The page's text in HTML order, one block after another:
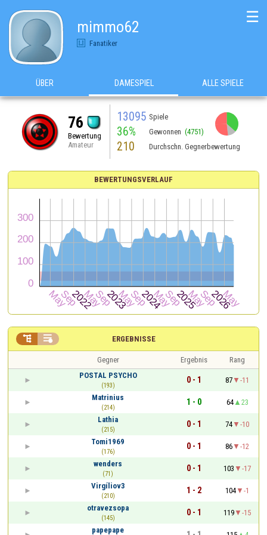
mimmo62
Fanatiker
☰
ÜBER DAMESPIEL ALLE SPIELE
76
Bewertung
Amateur
13095 Spiele
36% Gewonnen (4751)
210 Durchschn. Gegnerbewertung
BEWERTUNGSVERLAUF
ERGEBNISSE
 
Gegner Ergebnis
Rang
POSTAL PSYCHO
(193)
0 - 1 87
-11
Matrinius
(214)
1 - 0 64
23
Lathia
(215)
0 - 1 74
-10
Tomi1969
(176)
0 - 1 86
-12
wenders
(71)
0 - 1 103
-17
Virgíliov3
(210)
1 - 2 104
-1
otravezsopa
(145)
0 - 1 119
-15
papepape